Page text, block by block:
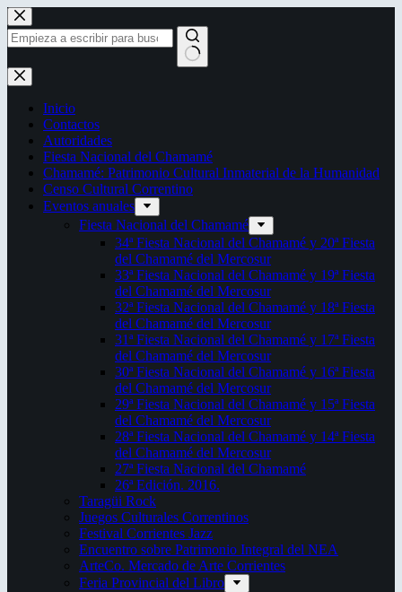
Saltar
al
contenido
Sin
resultados
Inicio
Contactos
Autoridades
Fiesta Nacional del Chamamé
Chamamé: Patrimonio Cultural Inmaterial de la Humanidad
Censo Cultural Correntino
Eventos anuales
Fiesta Nacional del Chamamé
34ª Fiesta Nacional del Chamamé y 20ª Fiesta
del Chamamé del Mercosur
33ª Fiesta Nacional del Chamamé y 19ª Fiesta
del Chamamé del Mercosur
32ª Fiesta Nacional del Chamamé y 18ª Fiesta
del Chamamé del Mercosur
31ª Fiesta Nacional del Chamamé y 17ª Fiesta
del Chamamé del Mercosur
30ª Fiesta Nacional del Chamamé y 16ª Fiesta
del Chamamé del Mercosur
29ª Fiesta Nacional del Chamamé y 15ª Fiesta
del Chamamé del Mercosur
28ª Fiesta Nacional del Chamamé y 14ª Fiesta
del Chamamé del Mercosur
27ª Fiesta Nacional del Chamamé
26ª Edición. 2016.
Taragüi Rock
Juegos Culturales Correntinos
Festival Corrientes Jazz
Encuentro sobre Patrimonio Integral del NEA
ArteCo. Mercado de Arte Corrientes
Feria Provincial del Libro